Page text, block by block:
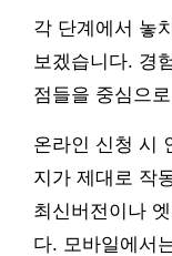
각 단계에서 놓
보겠습니다. 경
점들을 중심으
온라인 신청 시
지가 제대로 작
최신버전이나
다. 모바일에서